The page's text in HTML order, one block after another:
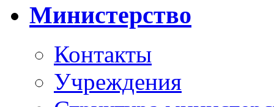
Министерство
Контакты
Учреждения